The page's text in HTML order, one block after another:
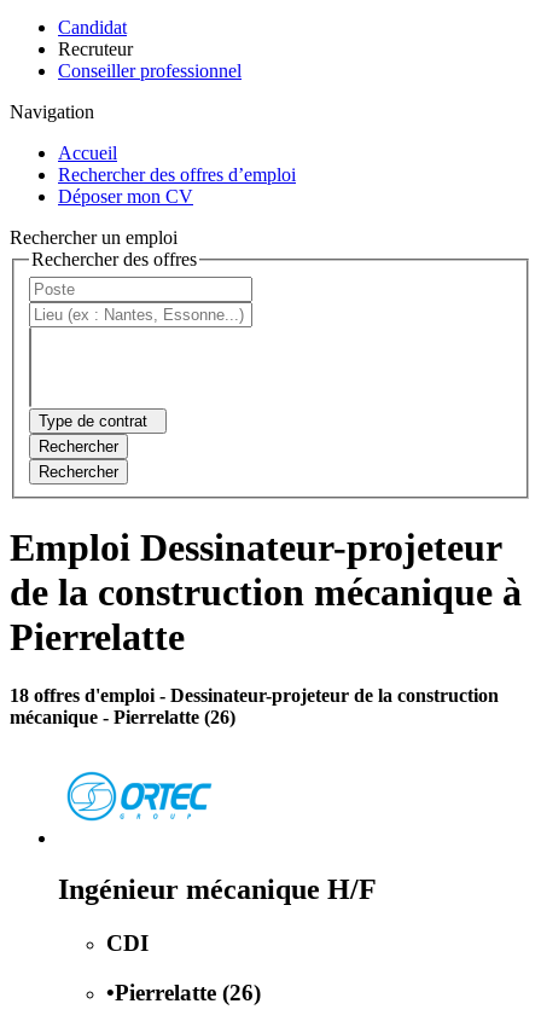
Candidat
Recruteur
Conseiller professionnel
Navigation
Accueil
Rechercher des offres d’emploi
Déposer mon CV
Rechercher un emploi
Rechercher des offres
Type de contrat
Rechercher
Rechercher
Emploi Dessinateur-projeteur
de la construction mécanique à
Pierrelatte
18 offres d'emploi - Dessinateur-projeteur de la construction
mécanique - Pierrelatte (26)
Ingénieur mécanique H/F
CDI
•Pierrelatte (26)